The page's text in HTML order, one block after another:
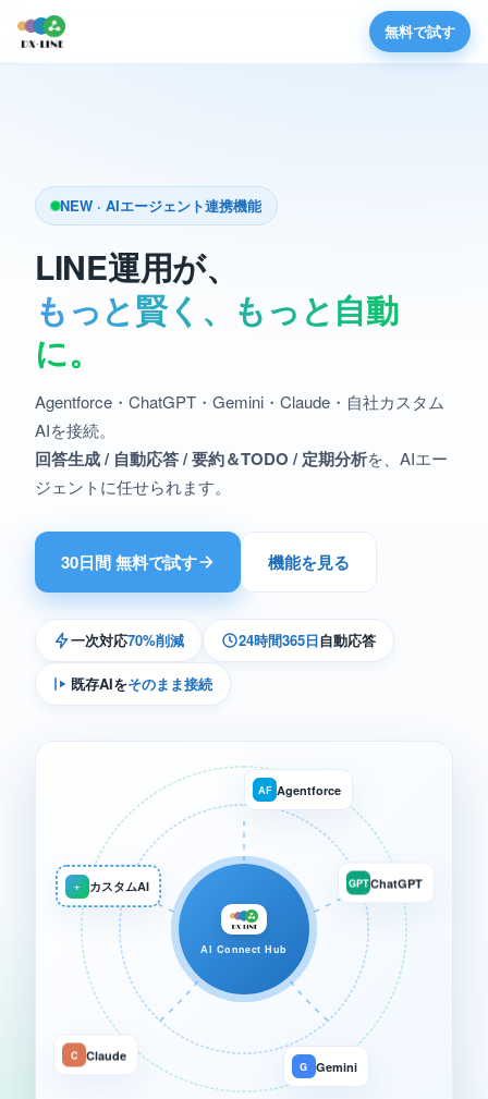
無料で試す
NEW · AIエージェント連携機能
LINE運用が、
もっと賢く、もっと自動
に。
Agentforce・ChatGPT・Gemini・Claude・自社カスタム
AIを接続。
回答生成 / 自動応答 / 要約＆TODO / 定期分析を、AIエー
ジェントに任せられます。
30日間 無料で試す 機能を見る
一次対応70%削減 24時間365日自動応答
既存AIをそのまま接続
AI Connect Hub
AF Agentforce
GPT ChatGPT
Gemini
C Claude
+ カスタムAI